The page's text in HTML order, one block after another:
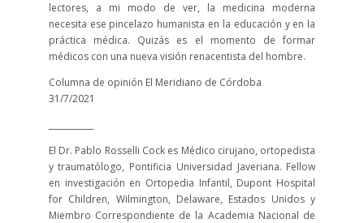
lectores, a mi modo de ver, la medicina moderna
necesita ese pincelazo humanista en la educación y en la
práctica médica. Quizás es el momento de formar
médicos con una nueva visión renacentista del hombre.
Columna de opinión El Meridiano de Córdoba
31/7/2021
El Dr. Pablo Rosselli Cock es Médico cirujano, ortopedista
y traumatólogo, Pontificia Universidad Javeriana. Fellow
en investigación en Ortopedia Infantil, Dupont Hospital
for Children, Wilmington, Delaware, Estados Unidos y
Miembro Correspondiente de la Academia Nacional de